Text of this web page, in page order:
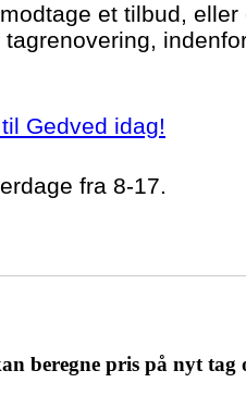
et tilbud, eller
Gedved idag!
fra 8-17.
beregne pris på nyt tag